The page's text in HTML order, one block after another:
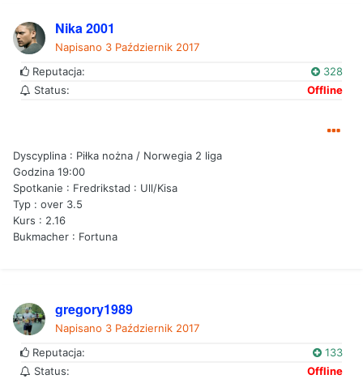
Nika 2001
Napisano 3 Październik 2017
Reputacja:
328
Status:
Offline
Dyscyplina : Piłka nożna / Norwegia 2 liga
Godzina 19:00
Spotkanie : Fredrikstad : Ull/Kisa
Typ : over 3.5
Kurs : 2.16
Bukmacher : Fortuna
gregory1989
Napisano 3 Październik 2017
Reputacja:
133
Status:
Offline